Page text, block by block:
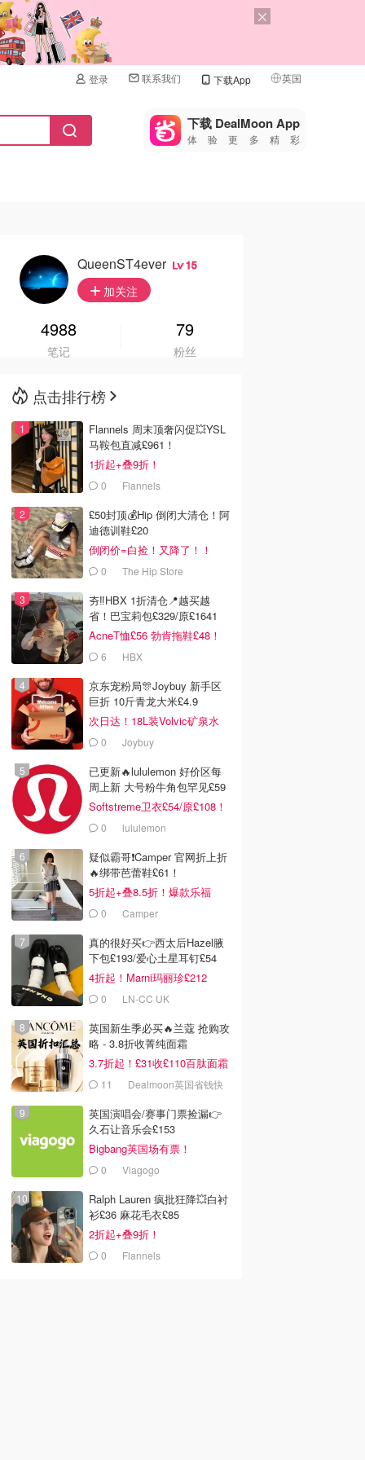
登录 联系我们 下载App 英国
🇺🇸
🇨🇳 中国
🇩🇪
🇦🇺
下载 DealMoon App
体验更多精彩
QueenST4ever 15
加关注
4988
笔记
79
粉丝
点击排行榜
Flannels 周末顶奢闪促💥YSL
马鞍包直减£961！
1折起+叠9折！
0 Flannels
£50封顶💰Hip 倒闭大清仓！阿
迪德训鞋£20
倒闭价=白捡！又降了！！
0 The Hip Store
夯‼️HBX 1折清仓📍越买越
省！巴宝莉包£329/原£1641
AcneT恤£56 勃肯拖鞋£48！
6 HBX
京东宠粉局🎊Joybuy 新手区
巨折 10斤青龙大米£4.9
次日达！18L装Volvic矿泉水
£110 Joybuy
已更新🔥lululemon 好价区每
周上新 大号粉牛角包罕见£59
Softstreme卫衣£54/原£108！
0 lululemon
疑似霸哥❗️Camper 官网折上折
🔥绑带芭蕾鞋£61！
5折起+叠8.5折！爆款乐福
£68！
0 Camper
真的很好买👉西太后Hazel腋
下包£193/爱心土星耳钉£54
4折起！Marni玛丽珍£212
0 LN-CC UK
英国新生季必买🔥兰蔻 抢购攻
略 - 3.8折收菁纯面霜
3.7折起！£31收£110百肽面霜
套装
11
Dealmoon英国省钱快
英国演唱会/赛事门票捡漏👉
久石让音乐会£153
Bigbang英国场有票！
0 Viagogo
Ralph Lauren 疯批狂降💥白衬
衫£36 麻花毛衣£85
2折起+叠9折！
0 Flannels